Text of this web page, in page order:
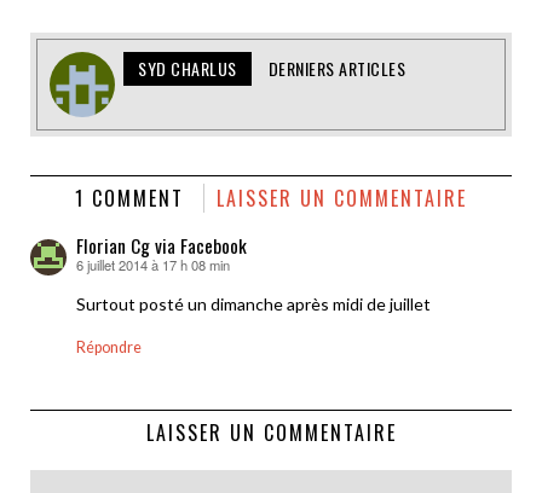
SYD CHARLUS DERNIERS ARTICLES
1 COMMENT LAISSER UN COMMENTAIRE
Florian Cg via Facebook
dit :
6 juillet 2014 à 17 h 08 min
Surtout posté un dimanche après midi de juillet
Répondre
LAISSER UN COMMENTAIRE